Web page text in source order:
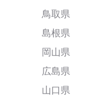
鳥取県
島根県
岡山県
広島県
山口県